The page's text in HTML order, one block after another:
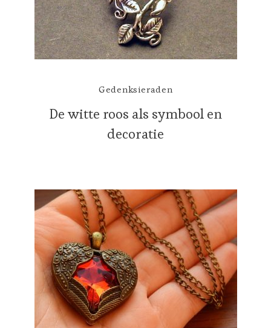
Gedenksieraden
De witte roos als symbool en
decoratie